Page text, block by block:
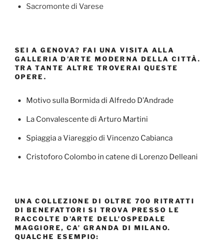
Sacromonte di Varese
SEI A GENOVA? FAI UNA VISITA ALLA
GALLERIA D’ARTE MODERNA DELLA CITTÀ.
TRA TANTE ALTRE TROVERAI QUESTE
OPERE.
Motivo sulla Bormida di Alfredo D’Andrade
La Convalescente di Arturo Martini
Spiaggia a Viareggio di Vincenzo Cabianca
Cristoforo Colombo in catene di Lorenzo Delleani
UNA COLLEZIONE DI OLTRE 700 RITRATTI
DI BENEFATTORI SI TROVA PRESSO LE
RACCOLTE D’ARTE DELL’OSPEDALE
MAGGIORE, CA’ GRANDA DI MILANO.
QUALCHE ESEMPIO: